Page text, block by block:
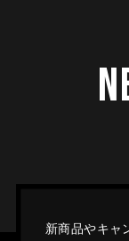
新商品やキャ